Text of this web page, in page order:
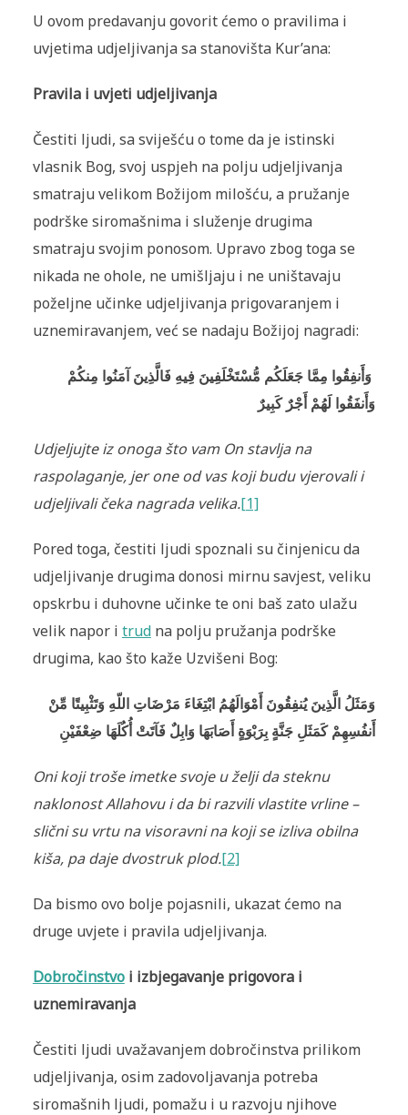
U ovom predavanju govorit ćemo o pravilima i
uvjetima udjeljivanja sa stanovišta Kur’ana:
Pravila i uvjeti udjeljivanja
Čestiti ljudi, sa sviješću o tome da je istinski
vlasnik Bog, svoj uspjeh na polju udjeljivanja
smatraju velikom Božijom milošću, a pružanje
podrške siromašnima i služenje drugima
smatraju svojim ponosom. Upravo zbog toga se
nikada ne ohole, ne umišljaju i ne uništavaju
poželjne učinke udjeljivanja prigovaranjem i
uznemiravanjem, već se nadaju Božijoj nagradi:
وَأَنفِقُوا مِمَّا جَعَلَكُم مُّسْتَخْلَفِينَ فِيهِ فَالَّذِينَ آمَنُوا مِنكُمْ
وَأَنفَقُوا لَهُمْ أَجْرٌ كَبِيرٌ
Udjeljujte iz onoga što vam On stavlja na
raspolaganje, jer one od vas koji budu vjerovali i
udjeljivali čeka nagrada velika.[1]
Pored toga, čestiti ljudi spoznali su činjenicu da
udjeljivanje drugima donosi mirnu savjest, veliku
opskrbu i duhovne učinke te oni baš zato ulažu
velik napor i trudna polju pružanja podrške
drugima, kao što kaže Uzvišeni Bog:
وَمَثَلُ الَّذِينَ يُنفِقُونَ أَمْوَالَهُمُ ابْتِغَاءَ مَرْضَاتِ اللّهِ وَتَثْبِيتًا مِّنْ
أَنفُسِهِمْ كَمَثَلِ جَنَّةٍ بِرَبْوَةٍ أَصَابَهَا وَابِلٌ فَآتَتْ أُكُلَهَا ضِعْفَيْنِ
Oni koji troše imetke svoje u želji da steknu
naklonost Allahovu ida bi razvili vlastite vrline–
slični su vrtu na visoravni na koji se izliva obilna
kiša, pa daje dvostruk plod.[2]
Da bismo ovo bolje pojasnili, ukazat ćemo na
druge uvjete i pravila udjeljivanja.
Dobročinstvoi izbjegavanje prigovora i
uznemiravanja
Čestiti ljudi uvažavanjem dobročinstva prilikom
udjeljivanja, osim zadovoljavanja potreba
siromašnih ljudi, pomažu i u razvoju njihove